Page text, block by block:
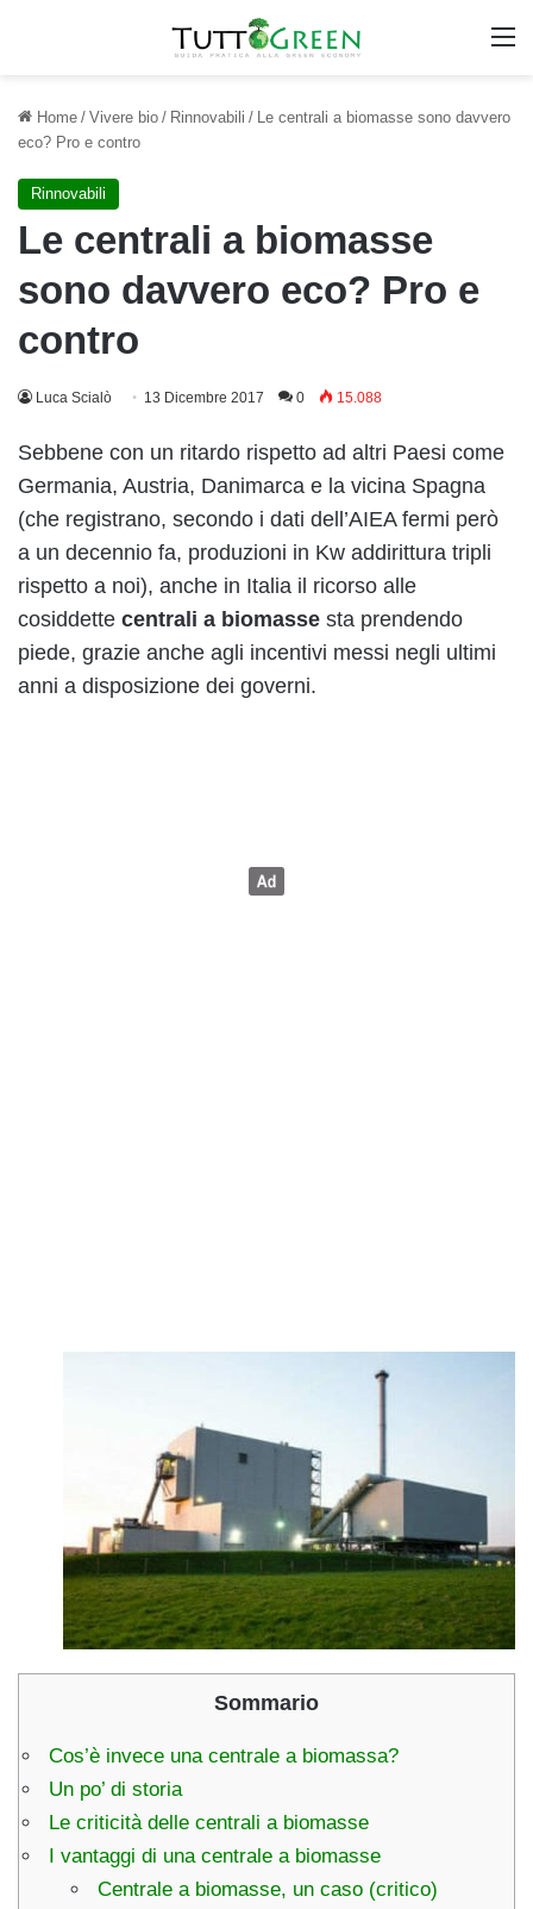
Home / Vivere bio / Rinnovabili / Le centrali a biomasse sono davvero
eco? Pro e contro
Rinnovabili
Le centrali a biomasse
sono davvero eco? Pro e
contro
Luca Scialò 13 Dicembre 2017 0 15.088
Sebbene con un ritardo rispetto ad altri Paesi come
Germania, Austria, Danimarca e la vicina Spagna
(che registrano, secondo i dati dell’AIEA fermi però
a un decennio fa, produzioni in Kw addirittura tripli
rispetto a noi), anche in Italia il ricorso alle
cosiddette centrali a biomasse sta prendendo
piede, grazie anche agli incentivi messi negli ultimi
anni a disposizione dei governi.
Sommario
Cos’è invece una centrale a biomassa?
Un po’ di storia
Le criticità delle centrali a biomasse
I vantaggi di una centrale a biomasse
Centrale a biomasse, un caso (critico)